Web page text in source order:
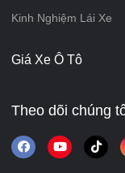
Kinh Nghiệm Lái Xe
Giá Xe Ô Tô
Theo dõi chúng